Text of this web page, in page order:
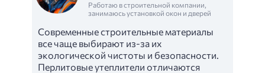
Работаю в строительной компании,
занимаюсь установкой окон и дверей
Современные строительные материалы
все чаще выбирают из-за их
экологической чистоты и безопасности.
Перлитовые утеплители отличаются